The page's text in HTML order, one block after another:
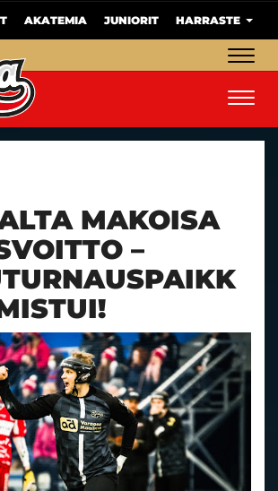
AKATEMIA JUNIORIT HARRASTE
MAKOISA
–